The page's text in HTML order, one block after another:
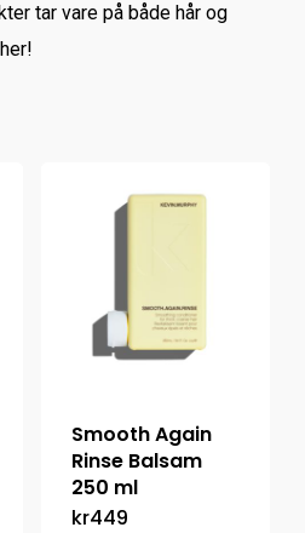
tar vare på både hår og
Smooth Again
Rinse Balsam
250 ml
kr449